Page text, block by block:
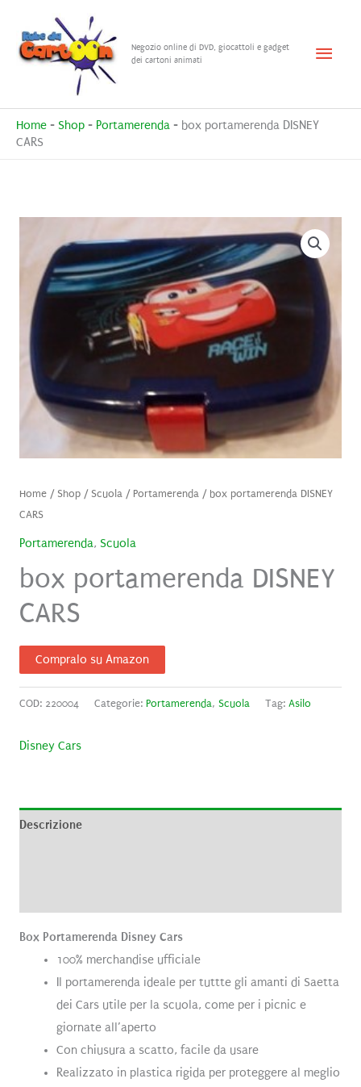
contenuto
Negozio online di DVD, giocattoli e gadget
dei cartoni animati
Menu
Home - Shop - Portamerenda - box portamerenda DISNEY
CARS
Home/ Shop/ Scuola/ Portamerenda/ box portamerenda DISNEY
CARS
Portamerenda, Scuola
box portamerenda DISNEY
CARS
Compralo su Amazon
COD: 220004 Categorie: Portamerenda, Scuola Tag: Asilo
Disney Cars
Descrizione
Box Portamerenda Disney Cars
100% merchandise ufficiale
Il portamerenda ideale per tuttte gli amanti di Saetta
dei Cars utile per la scuola, come per i picnic e
giornate all’aperto
Con chiusura a scatto, facile da usare
Realizzato in plastica rigida per proteggere al meglio